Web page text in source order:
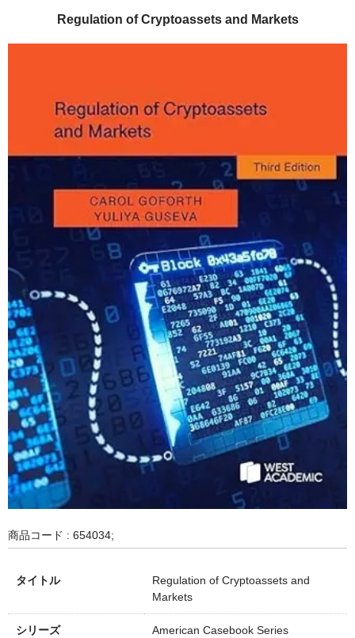
Regulation of Cryptoassets and Markets
商品コード : 654034;
タイトル
Regulation of Cryptoassets and
Markets
シリーズ American Casebook Series